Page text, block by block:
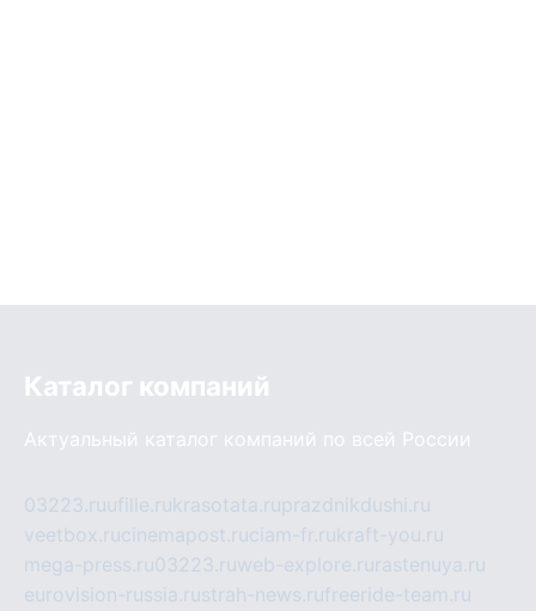
Каталог компаний
Актуальный каталог компаний по всей России
03223.ruufille.rukrasotata.ruprazdnikdushi.ru
veetbox.rucinemapost.ruciam-fr.rukraft-you.ru
mega-press.ru03223.ruweb-explore.ru rastenuya.ru
eurovision-russia.rustrah-news.rufreeride-team.ru